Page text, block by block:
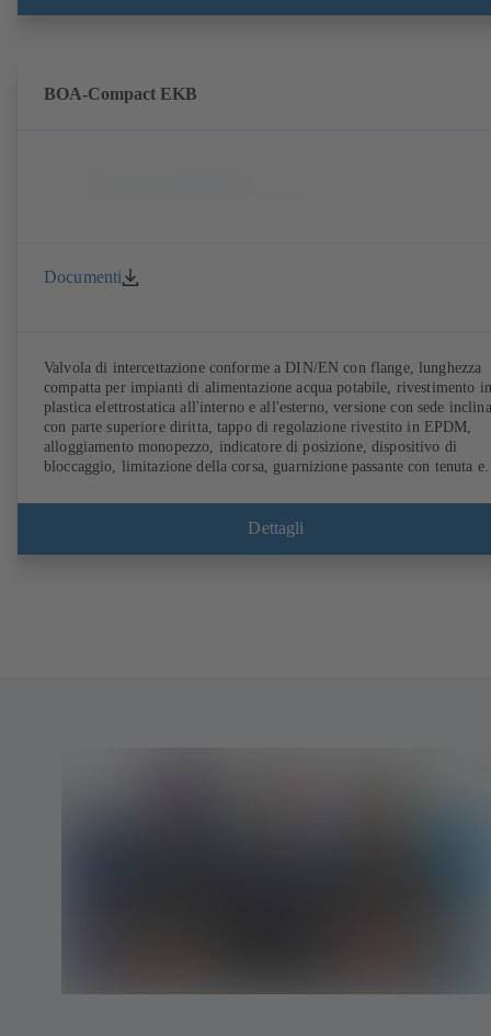
BOA-Compact EKB
Documenti
Valvola di intercettazione conforme a DIN/EN con flange, lunghezza
compatta per impianti di alimentazione acqua potabile, rivestimento in
plastica elettrostatica all'interno e all'esterno, versione con sede
con parte superiore diritta, tappo di regolazione rivestito in EPDM,
alloggiamento monopezzo, indicatore di posizione, dispositivo di
bloccaggio, limitazione della corsa, guarnizione passante con tenuta e
PN 10).
Dettagli